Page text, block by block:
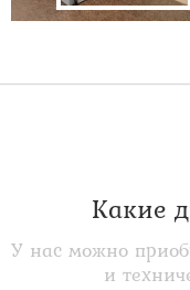
Какие
У нас можно
и